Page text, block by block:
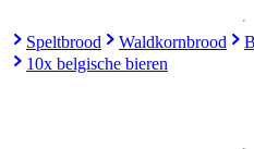
Speltbrood Waldkornbrood
10x belgische bieren